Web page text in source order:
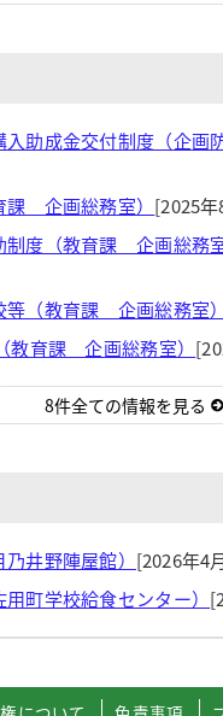
助成金交付制度（企画
課 企画総務室） [2025
度（教育課 企画総務室
（教育課 企画総務室）
教育課 企画総務室）
8件全ての情報を見る
井野陣屋館） [2026年4
町学校給食センター）